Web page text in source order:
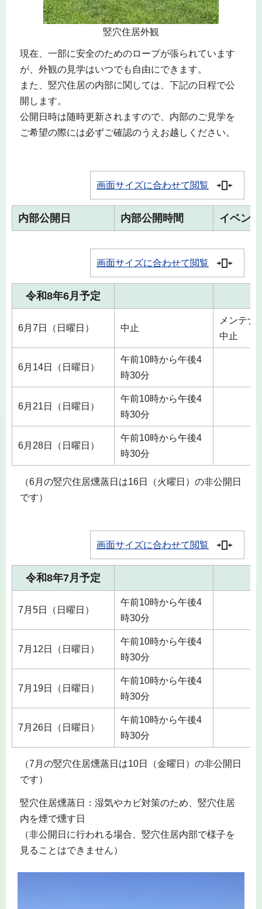
竪穴住居外観
現在、一部に安全のためのロープが張られています
が、外観の見学はいつでも自由にできます。
また、竪穴住居の内部に関しては、下記の日程で公
開します。
公開日時は随時更新されますので、内部のご見学を
ご希望の際には必ずご確認のうえお越しください。
画面サイズに合わせて閲覧
内部公開日 内部公開時間 イベン
画面サイズに合わせて閲覧
令和8年6月予定
6月7日（日曜日） 中止
メンテナ
中止
6月14日（日曜日）
午前10時から午後4
時30分
6月21日（日曜日）
午前10時から午後4
時30分
6月28日（日曜日）
午前10時から午後4
時30分
（6月の竪穴住居燻蒸日は16日（火曜日）の非公開日
です）
画面サイズに合わせて閲覧
令和8年7月予定
7月5日（日曜日）
午前10時から午後4
時30分
7月12日（日曜日）
午前10時から午後4
時30分
7月19日（日曜日）
午前10時から午後4
時30分
7月26日（日曜日）
午前10時から午後4
時30分
（7月の竪穴住居燻蒸日は10日（金曜日）の非公開日
です）
竪穴住居燻蒸日：湿気やカビ対策のため、竪穴住居
内を煙で燻す日
（非公開日に行われる場合、竪穴住居内部で様子を
見ることはできません）